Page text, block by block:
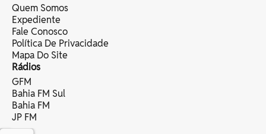
Quem Somos
Expediente
Fale Conosco
Política De Privacidade
Mapa Do Site
Rádios
GFM
Bahia FM Sul
Bahia FM
JP FM